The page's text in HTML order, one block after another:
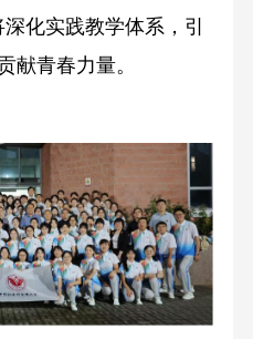
化实践教学体系，引
献青春力量。